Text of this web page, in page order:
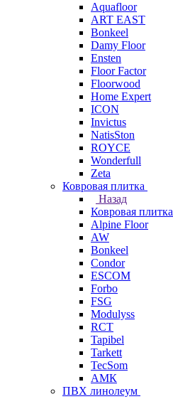
Aquafloor
ART EAST
Bonkeel
Damy Floor
Ensten
Floor Factor
Floorwood
Home Expert
ICON
Invictus
NatisSton
ROYCE
Wonderfull
Zeta
Ковровая плитка
Назад
Ковровая плитка
Alpine Floor
AW
Bonkeel
Condor
ESCOM
Forbo
FSG
Modulyss
RCT
Tapibel
Tarkett
TecSom
АМК
ПВХ линолеум